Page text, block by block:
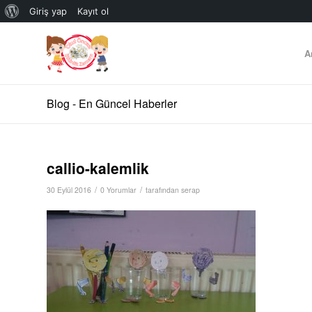
WordPress
Giriş yap Kayıt ol
Blog - En Güncel Haberler
callio-kalemlik
30 Eylül 2016 / 0 Yorumlar / tarafından serap